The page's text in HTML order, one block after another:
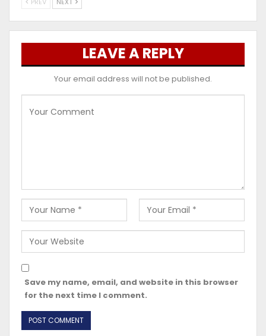
PREV NEXT
LEAVE A REPLY
Your email address will not be published.
Save my name, email, and website in this browser
for the next time I comment.